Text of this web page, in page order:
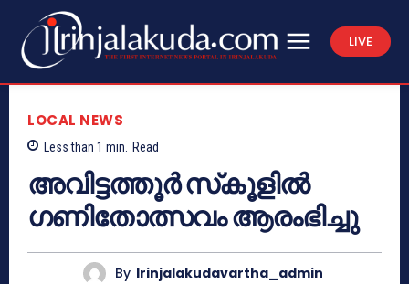
LIVE
LOCAL NEWS
Less than 1 min. Read
അവിട്ടത്തൂര്‍ സ്‌കൂളില്‍
ഗണിതോത്സവം ആരംഭിച്ചു
By Irinjalakudavartha_admin